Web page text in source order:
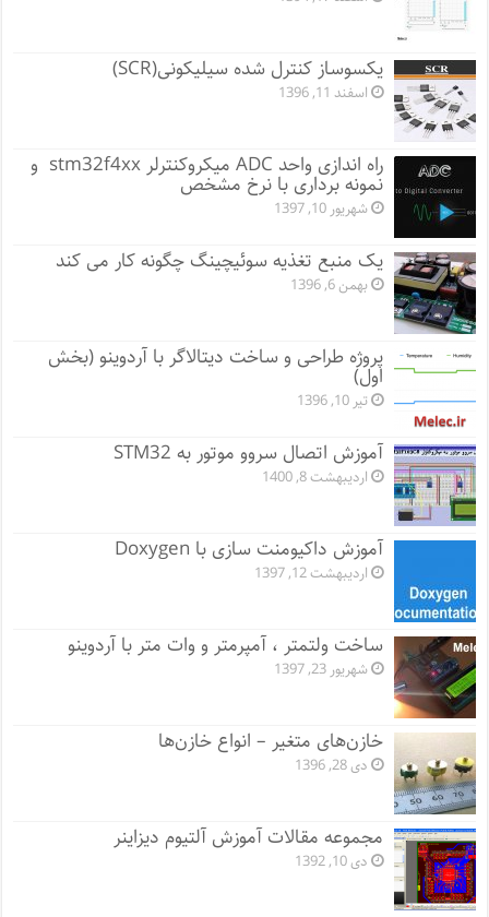
یکسوساز کنترل شده سیلیکونی(SCR)
اسفند 11, 1396
راه اندازی واحد ADC میکروکنترلر stm32f4xx و
نمونه برداری با نرخ مشخص
شهریور 10, 1397
یک منبع تغذیه سوئیچینگ چگونه کار می کند
بهمن 6, 1396
پروژه طراحی و ساخت دیتالاگر با آردوینو (بخش
اول)
تیر 10, 1396
آموزش اتصال سروو موتور به STM32
اردیبهشت 8, 1400
آموزش داکیومنت سازی با Doxygen
اردیبهشت 12, 1397
ساخت ولتمتر ، آمپرمتر و وات متر با آردوینو
شهریور 23, 1397
خازن‌های متغیر – انواع خازن‌ها
دی 28, 1396
مجموعه مقالات آموزش آلتیوم دیزاینر
دی 10, 1392